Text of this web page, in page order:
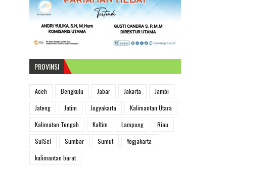
PROVINSI
Aceh Bengkulu Jabar Jakarta
Jambi
Jateng
Jatim Jogyakarta
Kalimantan Utara
Kalimatan Tengah
Kaltim Lampung
Riau
SulSel
Sumbar Sumut
Yogjakarta
kalimantan barat